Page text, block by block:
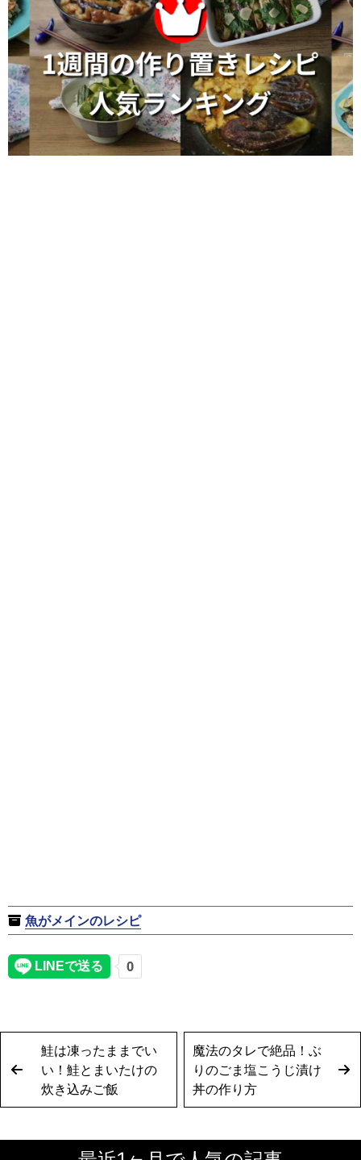
魚がメインのレシピ
鮭は凍ったままでい
い！鮭とまいたけの
炊き込みご飯
魔法のタレで絶品！ぶ
りのごま塩こうじ漬け
丼の作り方